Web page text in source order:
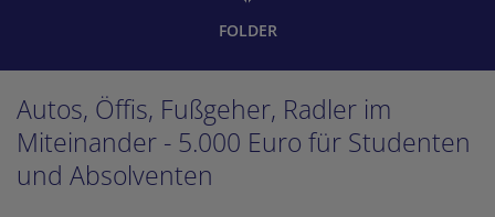
FOLDER
Autos, Öffis, Fußgeher, Radler im
Miteinander - 5.000 Euro für Studenten
und Absolventen